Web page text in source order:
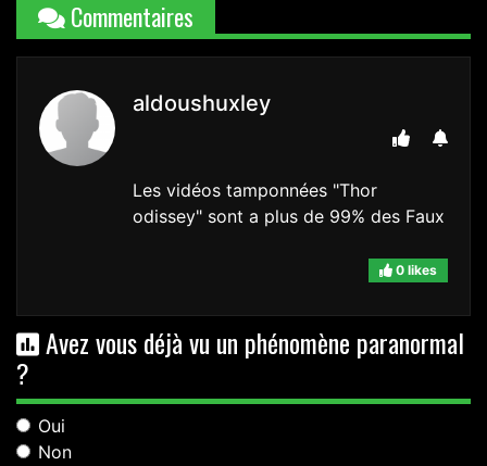
Commentaires
aldoushuxley
Les vidéos tamponnées "Thor
odissey" sont a plus de 99% des Faux
0 likes
Avez vous déjà vu un phénomène paranormal
?
Oui
Non